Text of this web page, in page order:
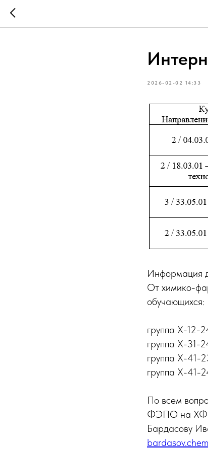
2026-02-02 14:33
Информация
От химико-
обучающихся:
группа X-12-
группа Х-31-
группа Х-41-
группа Х-41-
По всем
ФЭПО на ХФФ
Бардасову